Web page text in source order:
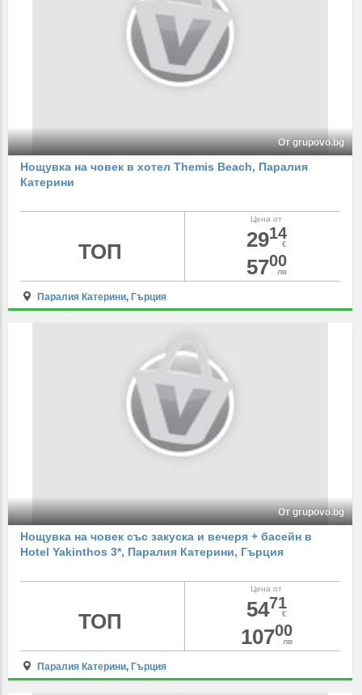
От grupovo.bg
Нощувка на човек в хотел Themis Beach, Паралия
Катерини
Цена от
2914
€
5700
лв
ТОП
Паралия Катерини, Гърция
От grupovo.bg
Нощувка на човек със закуска и вечеря + басейн в
Hotel Yakinthos 3*, Паралия Катерини, Гърция
Цена от
5471
€
10700
лв
ТОП
Паралия Катерини, Гърция